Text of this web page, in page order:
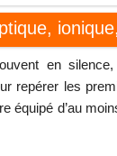
en
repérer les
équipé d’au